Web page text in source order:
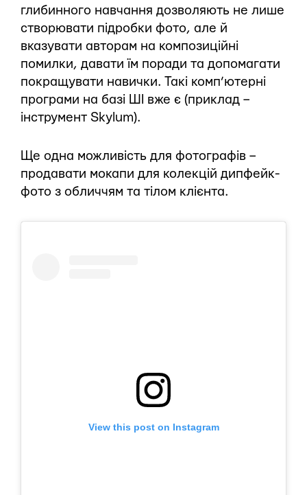
глибинного навчання дозволяють не лише
створювати підробки фото, але й
вказувати авторам на композиційні
помилки, давати їм поради та допомагати
покращувати навички. Такі комп’ютерні
програми на базі ШI вже є (приклад –
інструмент Skylum).
Ще одна можливість для фотографів –
продавати мокапи для колекцій дипфейк-
фото з обличчям та тілом клієнта.
View this post on Instagram